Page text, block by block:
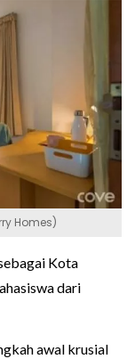
Homes)
Kota
dari
awal krusial